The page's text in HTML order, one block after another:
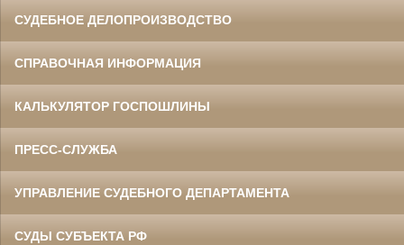
СУДЕБНОЕ ДЕЛОПРОИЗВОДСТВО
СПРАВОЧНАЯ ИНФОРМАЦИЯ
КАЛЬКУЛЯТОР ГОСПОШЛИНЫ
ПРЕСС-СЛУЖБА
УПРАВЛЕНИЕ СУДЕБНОГО ДЕПАРТАМЕНТА
СУДЫ СУБЪЕКТА РФ